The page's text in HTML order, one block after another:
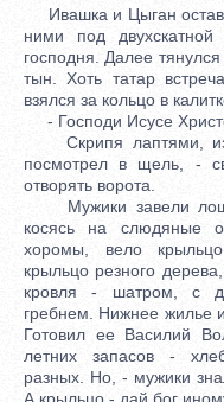
Ивашка и Цыган
ними под
господня. Далее
тын. Хоть татар
взялся за кольцо в
- Господи Исусе
Скрипя лаптями, из
посмотрел в щель, -
отворять ворота.
Мужики завели
косясь на слюдяные
хоромы, вело
крыльцо резного
кровля - шатром, с
гребнем. Нижнее жилье
Готовил ее Василий
летних запасов -
разных. Но, - мужики
А крыльцо - дай бог